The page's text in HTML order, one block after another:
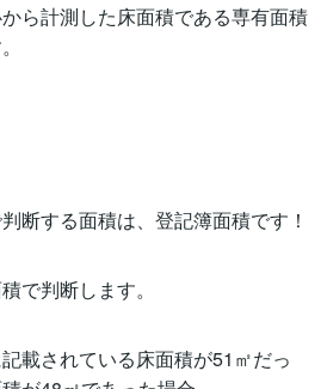
ら計測した床面積である専有面積
断する面積は、登記簿面積です！
で判断します。
載されている床面積が51㎡だっ